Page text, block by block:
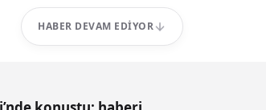
HABER DEVAM EDIYOR